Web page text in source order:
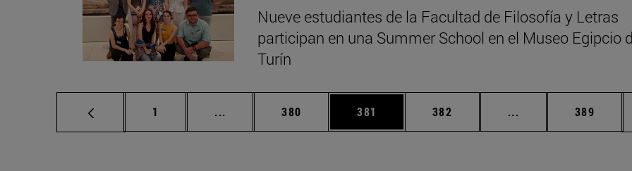
Nueve estudiantes de la Facultad de Filosofía y Letras
participan en una Summer School en el Museo Egipcio
Turín
Página
1 ... Páginas intermedias Use TAB para desplazarse.
Página
380 Página
381 Página
382 ... Páginas Página
389